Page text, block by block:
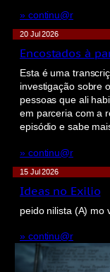
» continu@r
20 Jul 2026
Encostados à
Esta é uma
investigação sobre
pessoas que ali
em parceria com a
episódio e sabe
» continu@r
15 Jul 2026
Ideas no Exilio
peido nilista (A) mo
» continu@r